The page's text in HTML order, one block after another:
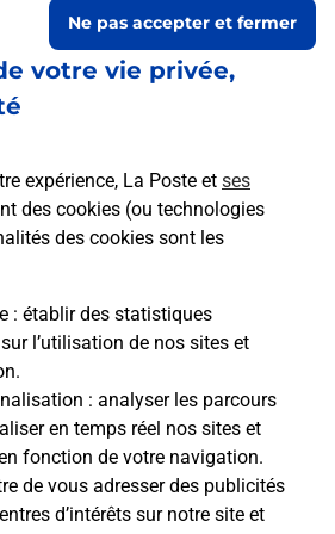
votre vie privée,
expérience, La Poste et ses
des cookies (ou technologies
des cookies sont les
: établir des statistiques
l’utilisation de nos sites et
: analyser les parcours
en temps réel nos sites et
fonction de votre navigation.
de vous adresser des publicités
d’intérêts sur notre site et
Ne pas accepter et fermer
aujourd'hui à 10h00
onglet